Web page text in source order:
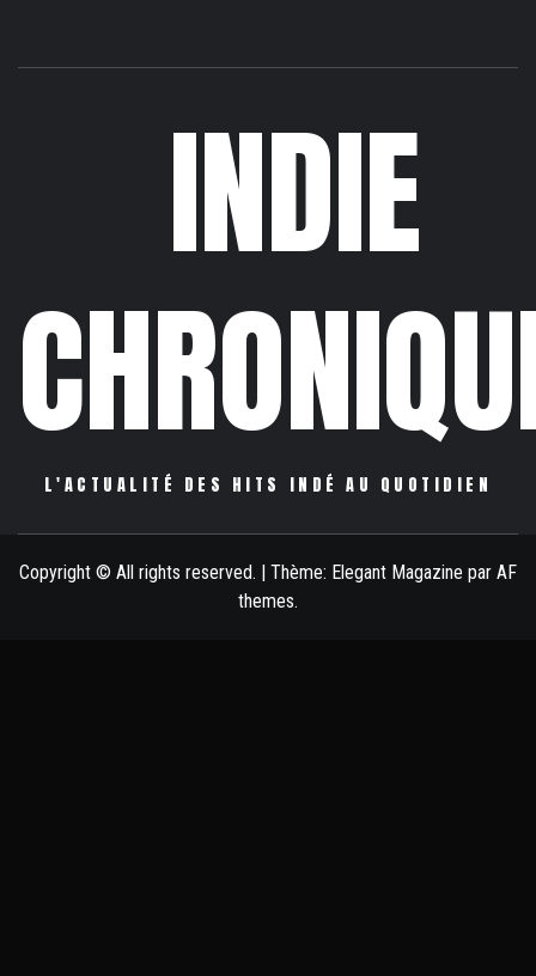
INDIE
L'ACTUALITÉ DES HITS INDÉ AU QUOTIDIEN
Copyright © All rights reserved. | Thème: Elegant Magazine par AF
themes.